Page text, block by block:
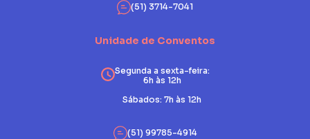
(51) 3714-7041
Unidade de Conventos
Segunda a sexta-feira:
6h às 12h
Sábados: 7h às 12h
(51) 99785-4914